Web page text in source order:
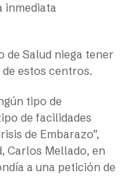
inmediata
de Salud niega tener
estos centros.
tipo de
de facilidades
de Embarazo”,
Carlos Mellado, en
a una petición de